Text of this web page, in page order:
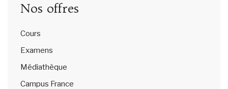
Nos offres
Cours
Examens
Médiathèque
Campus France